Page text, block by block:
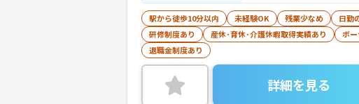
駅から徒歩10分以内 未経験OK 残業少なめ 日勤
研修制度あり
産休･育休･介護休暇取得実績あり ボ
退職金制度あり
詳細を見る